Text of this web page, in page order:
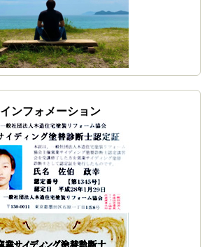
インフォメーション